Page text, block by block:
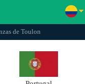
de Toulon